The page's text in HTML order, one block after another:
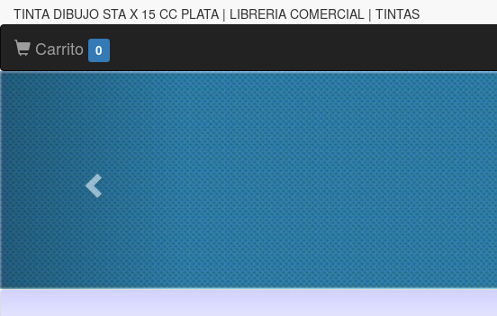
TINTA DIBUJO STA X 15 CC PLATA | LIBRERIA COMERCIAL | TINTAS
Carrito 0